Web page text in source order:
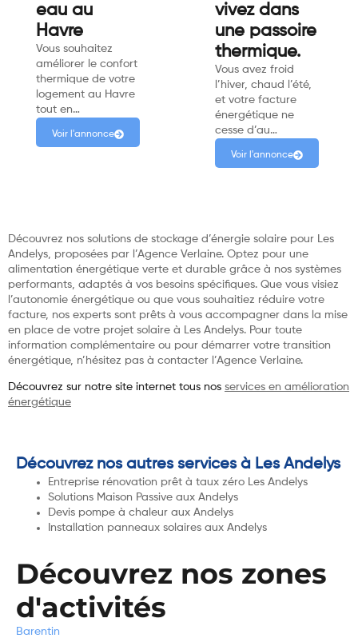
eau au
Havre
Vous souhaitez
améliorer le confort
thermique de votre
logement au Havre
tout en…
Voir l'annonce
vivez dans
une passoire
thermique.
Vous avez froid
l’hiver, chaud l’été,
et votre facture
énergétique ne
cesse d’au…
Voir l'annonce
Découvrez nos solutions de stockage d’énergie solaire pour Les
Andelys, proposées par l’Agence Verlaine. Optez pour une
alimentation énergétique verte et durable grâce à nos systèmes
performants, adaptés à vos besoins spécifiques. Que vous visiez
l’autonomie énergétique ou que vous souhaitiez réduire votre
facture, nos experts sont prêts à vous accompagner dans la mise
en place de votre projet solaire à Les Andelys. Pour toute
information complémentaire ou pour démarrer votre transition
énergétique, n’hésitez pas à contacter l’Agence Verlaine.
Découvrez sur notre site internet tous nos services en amélioration
énergétique
Découvrez nos autres services à Les Andelys
Entreprise rénovation prêt à taux zéro Les Andelys
Solutions Maison Passive aux Andelys
Devis pompe à chaleur aux Andelys
Installation panneaux solaires aux Andelys
Découvrez nos zones
d'activités
Barentin